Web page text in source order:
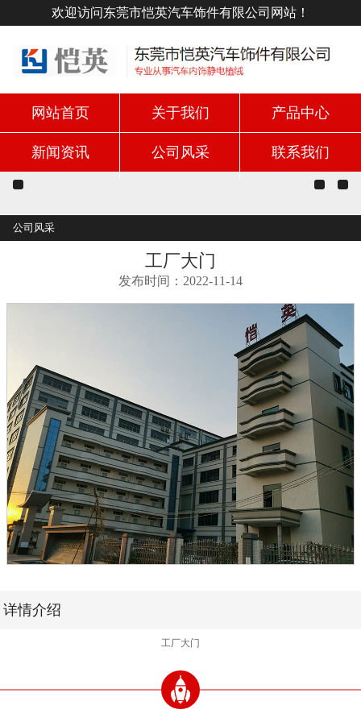
欢迎访问东莞市恺英汽车饰件有限公司网站！
网站首页 关于我们 产品中心
新闻资讯 公司风采 联系我们
公司风采
工厂大门
发布时间：2022-11-14
详情介绍
工厂大门